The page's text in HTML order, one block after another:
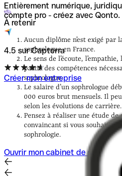
Entièrement numérique,
compte pro - créez avec Qonto.
4.5 sur Capterra
Créer mon entreprise
À retenir
Aucun diplôme n’est exigé
sophrologue en France.
Le sens de l’écoute,
partie des compétences
sophrologue.
Le salaire d’un sophrologue
000 euros brut mensuels. Il
selon les évolutions de carrière.
Pensez à réaliser une étude
convaincant si vous souhaitez
sophrologie.
Ouvrir mon cabinet de